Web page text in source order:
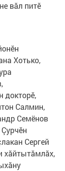
вăл питӗ
Хотько,
докторӗ,
Салмин,
Семёнов
Сергей
хăйтытăмлăх,